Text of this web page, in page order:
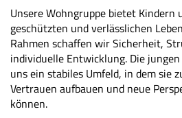
Unsere Wohngruppe bietet Kindern
geschützten und verlässlichen
Rahmen schaffen wir Sicherheit,
individuelle Entwicklung. Die
uns ein stabiles Umfeld, in dem sie
Vertrauen aufbauen und neue
können.